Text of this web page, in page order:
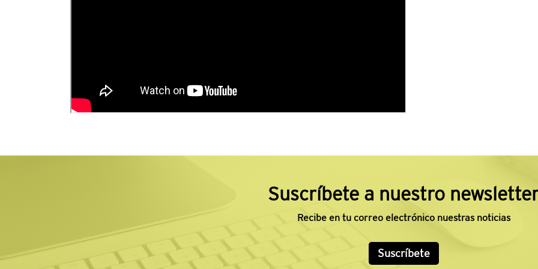
Suscríbete a nuestro
Recibe en tu correo electrónico nuestras noticias
Suscríbete